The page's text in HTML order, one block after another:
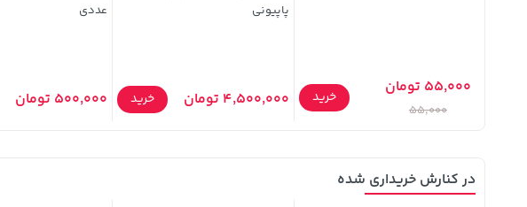
55,000 تومان
55,000
خرید
پاپیونی
4,500,000 تومان خرید
عددی
500,000 تومان
در کنارش خریداری شده